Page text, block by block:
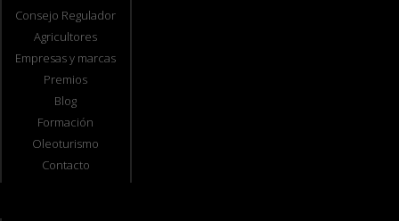
Consejo Regulador
Agricultores
Empresas y marcas
Premios
Blog
Formación
Oleoturismo
Contacto